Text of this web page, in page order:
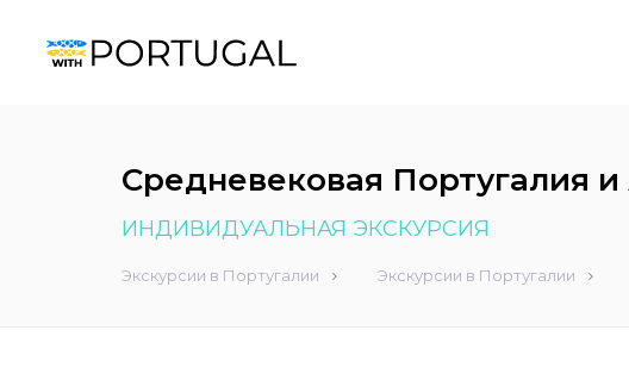
Средневековая Португалия и
ИНДИВИДУАЛЬНАЯ ЭКСКУРСИЯ
Экскурсии в Португалии Экскурсии в Португалии